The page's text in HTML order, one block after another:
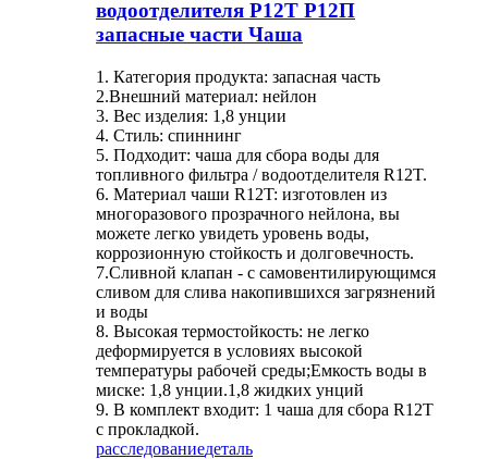
водоотделителя Р12Т Р12П
запасные части Чаша
1. Категория продукта: запасная часть
2.Внешний материал: нейлон
3. Вес изделия: 1,8 унции
4. Стиль: спиннинг
5. Подходит: чаша для сбора воды для
топливного фильтра / водоотделителя R12T.
6. Материал чаши R12T: изготовлен из
многоразового прозрачного нейлона, вы
можете легко увидеть уровень воды,
коррозионную стойкость и долговечность.
7.Сливной клапан - с самовентилирующимся
сливом для слива накопившихся загрязнений
и воды
8. Высокая термостойкость: не легко
деформируется в условиях высокой
температуры рабочей среды;Емкость воды в
миске: 1,8 унции.1,8 жидких унций
9. В комплект входит: 1 чаша для сбора R12T
с прокладкой.
расследованиедеталь